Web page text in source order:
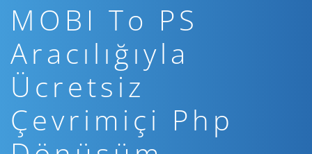
MOBI To PS
Aracılığıyla
Ücretsiz
Çevrimiçi Php